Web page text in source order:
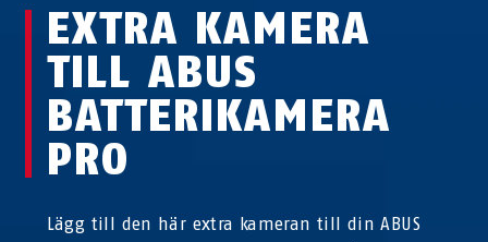
EXTRA KAMERA
TILL ABUS
BATTERIKAMERA
PRO
Lägg till den här extra kameran till din ABUS